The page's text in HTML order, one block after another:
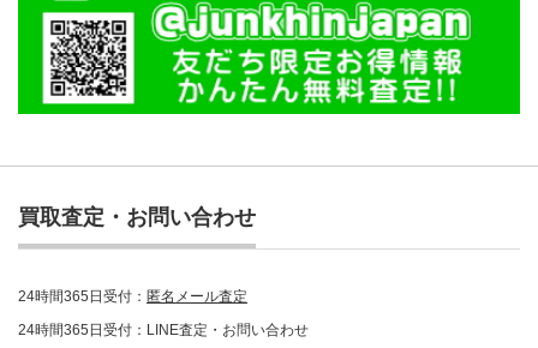
買取査定・お問い合わせ
24時間365日受付： 匿名メール査定
24時間365日受付：LINE査定・お問い合わせ